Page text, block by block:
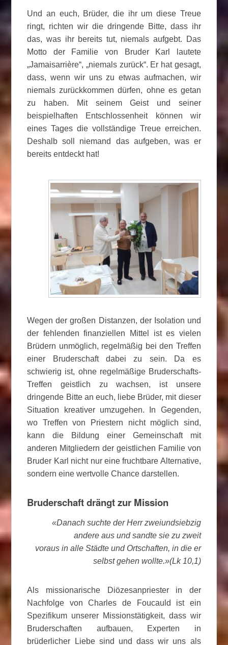
Und an euch, Brüder, die ihr um diese Treue
ringt, richten wir die dringende Bitte, dass ihr
das, was ihr bereits tut, niemals aufgebt. Das
Motto der Familie von Bruder Karl lautete
„Jamaisarrière“, „niemals zurück“. Er hat gesagt,
dass, wenn wir uns zu etwas aufmachen, wir
niemals zurückkommen dürfen, ohne es getan
zu haben. Mit seinem Geist und seiner
beispielhaften Entschlossenheit können wir
eines Tages die vollständige Treue erreichen.
Deshalb soll niemand das aufgeben, was er
bereits entdeckt hat!
Wegen der großen Distanzen, der Isolation und
der fehlenden finanziellen Mittel ist es vielen
Brüdern unmöglich, regelmäßig bei den Treffen
einer Bruderschaft dabei zu sein. Da es
schwierig ist, ohne regelmäßige Bruderschafts-
Treffen geistlich zu wachsen, ist unsere
dringende Bitte an euch, liebe Brüder, mit dieser
Situation kreativer umzugehen. In Gegenden,
wo Treffen von Priestern nicht möglich sind,
kann die Bildung einer Gemeinschaft mit
anderen Mitgliedern der geistlichen Familie von
Bruder Karl nicht nur eine fruchtbare Alternative,
sondern eine wertvolle Chance darstellen.
Bruderschaft drängt zur Mission
«Danach suchte der Herr zweiundsiebzig
andere aus und sandte sie zu zweit
voraus in alle Städte und Ortschaften, in die er
selbst gehen wollte.»(Lk 10,1)
Als missionarische Diözesanpriester in der
Nachfolge von Charles de Foucauld ist ein
Spezifikum unserer Missionstätigkeit, dass wir
Bruderschaften aufbauen, Experten in
brüderlicher Liebe sind und dass wir uns als